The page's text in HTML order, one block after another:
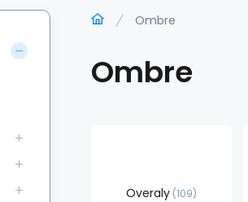
Ombre
Ombre
Overaly 109